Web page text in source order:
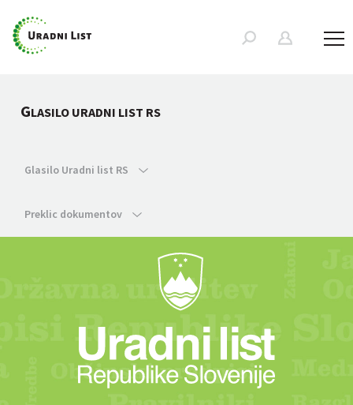
GLASILO URADNI LIST RS
Glasilo Uradni list RS
Preklic dokumentov